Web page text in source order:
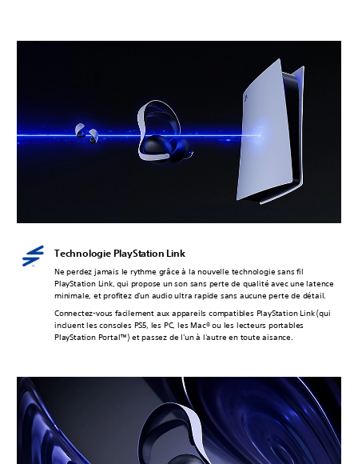
Technologie PlayStation Link
Ne perdez jamais le rythme grâce à la nouvelle technologie sans fil
PlayStation Link, qui propose un son sans perte de qualité avec une latence
minimale, et profitez d'un audio ultra rapide sans aucune perte de détail.
Connectez-vous facilement aux appareils compatibles PlayStation Link (qui
incluent les consoles PS5, les PC, les Mac® ou les lecteurs portables
PlayStation Portal™) et passez de l'un à l'autre en toute aisance.